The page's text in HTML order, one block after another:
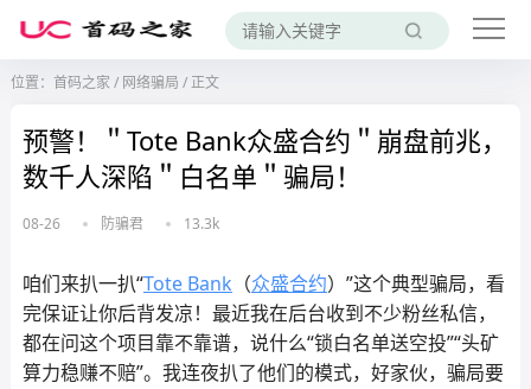
位置： 首码之家 / 网络骗局 /正文
预警！＂Tote Bank众盛合约＂崩盘前兆，
数千人深陷＂白名单＂骗局！
08-26 防骗君 13.3k
咱们来扒一扒“Tote Bank （众盛合约）”这个典型骗局，看
完保证让你后背发凉！最近我在后台收到不少粉丝私信，
都在问这个项目靠不靠谱，说什么“锁白名单送空投”“头矿
算力稳赚不赔”。我连夜扒了他们的模式，好家伙，骗局要